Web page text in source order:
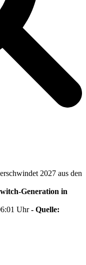
2027 aus den
Generation in
Uhr- Quelle: